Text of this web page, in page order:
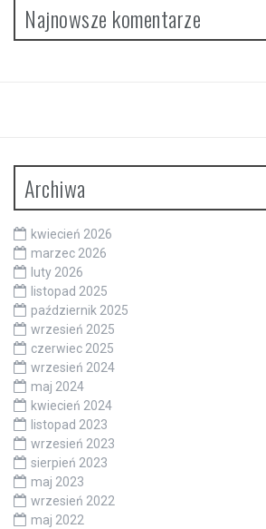
Najnowsze komentarze
Archiwa
kwiecień 2026
marzec 2026
luty 2026
listopad 2025
październik 2025
wrzesień 2025
czerwiec 2025
wrzesień 2024
maj 2024
kwiecień 2024
listopad 2023
wrzesień 2023
sierpień 2023
maj 2023
wrzesień 2022
maj 2022